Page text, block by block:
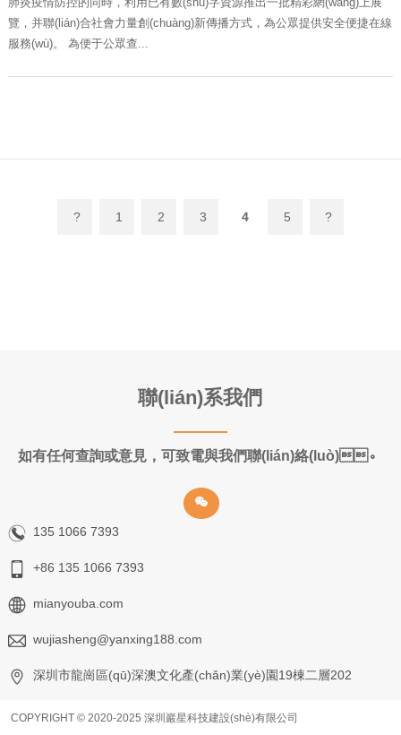
覽，并聯(lián)合社會力量創(chuàng)新傳播方式，為公眾提供安全便捷在線
服務(wù)。 為便于公眾查...
? 1 2 3 4 5 ?
聯(lián)系我們
如有任何查詢或意見，可致電與我們聯(lián)絡(luò)。
135 1066 7393
+86 135 1066 7393
mianyouba.com
wujiasheng@yanxing188.com
深圳市龍崗區(qū)深澳文化產(chǎn)業(yè)園19棟二層202
COPYRIGHT © 2020-2025 深圳巖星科技建設(shè)有限公司